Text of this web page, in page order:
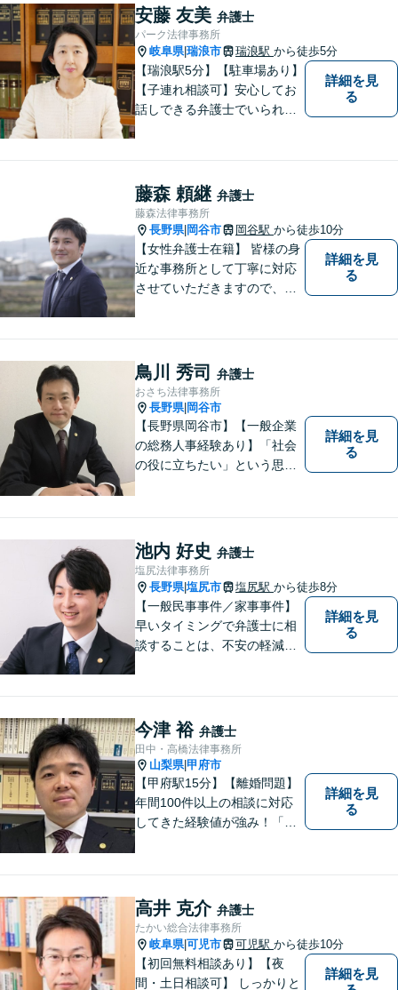
根ざした弁護士】もし何かお
困りな事がございましたらお
気軽にご相談ください。
安藤 友美 弁護士
パーク法律事務所
岐阜県|瑞浪市 瑞浪駅 から徒歩5分
【瑞浪駅5分】【駐車場あり】
【子連れ相談可】安心してお
話しできる弁護士でいられる
ます。より良い解決ができる
ようサポートしたいと考えて
おります。
詳細を見
る
藤森 頼継 弁護士
藤森法律事務所
長野県| 岡谷市 岡谷駅 から徒歩10分
【女性弁護士在籍】 皆様の身
近な事務所として丁寧に対応
させていただきますので、お
詳細を見
る
鳥川 秀司 弁護士
おさち法律事務所
長野県| 岡谷市
【長野県岡谷市】【一般企業
の総務人事経験あり】「社会
の役に立ちたい」という思い
谷市・長野県中南信の人々の
権利を守るために懸命に働き
ます。離婚・借金・交通事故
などお気軽にご相談くださ
い。
詳細を見
る
池内 好史 弁護士
塩尻法律事務所
長野県|塩尻市 塩尻駅 から徒歩8分
【一般民事事件／家事事件】
早いタイミングで弁護士に相
談することは、不安の軽減、
さい。
詳細を見
る
今津 裕 弁護士
田中・高橋法律事務所
山梨県|甲府市
【甲府駅15分】【離婚問題】
年間100件以上の相談に対応
してきた経験値が強み！「離
ちしています【相続】遺言書
の作成や相続人の紛争解決ま
で幅広く対応できます【初回
面談無料】
詳細を見
る
高井 克介 弁護士
たかい総合法律事務所
岐阜県|可児市 可児駅 から徒歩10分
【初回無料相談あり】【夜
間・土日相談可】 しっかりと
詳細を見